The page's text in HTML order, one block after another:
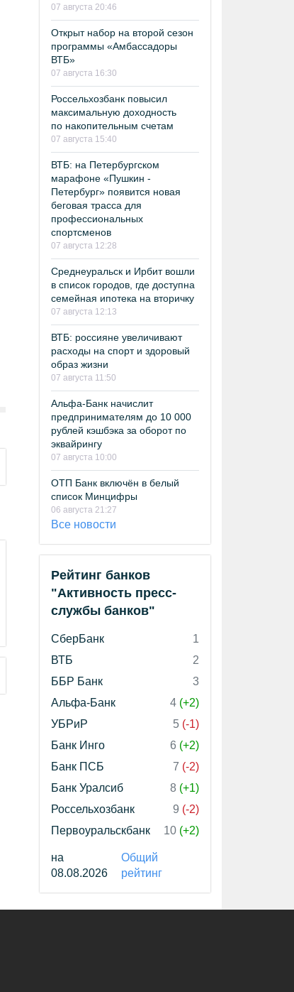
07 августа 20:46
Открыт набор на второй сезон
программы «Амбассадоры
ВТБ»
07 августа 16:30
Россельхозбанк повысил
максимальную доходность
по накопительным счетам
07 августа 15:40
ВТБ: на Петербургском
марафоне «Пушкин -
Петербург» появится новая
беговая трасса для
профессиональных
спортсменов
07 августа 12:28
Среднеуральск и Ирбит вошли
в список городов, где доступна
семейная ипотека на вторичку
07 августа 12:13
ВТБ: россияне увеличивают
расходы на спорт и здоровый
образ жизни
07 августа 11:50
Альфа-Банк начислит
предпринимателям до 10 000
рублей кэшбэка за оборот по
эквайрингу
07 августа 10:00
ОТП Банк включён в белый
список Минцифры
06 августа 21:27
Все новости
Рейтинг банков
"Активность пресс-
службы банков"
СберБанк
1
ВТБ
2
ББР Банк
3
Альфа-Банк
4 (+2)
УБРиР
5 (-1)
Банк Инго
6 (+2)
Банк ПСБ
7 (-2)
Банк Уралсиб
8 (+1)
Россельхозбанк
9 (-2)
Первоуральскбанк
10 (+2)
на
08.08.2026
Общий
рейтинг